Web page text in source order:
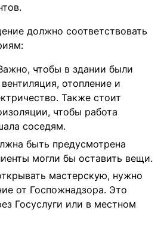
должно соответствовать
чтобы в здании были
отопление и
Также стоит
чтобы работа
соседям.
быть предусмотрена
могли бы оставить вещи.
мастерскую, нужно
от Госпожнадзора. Это
Госуслуги или в местном